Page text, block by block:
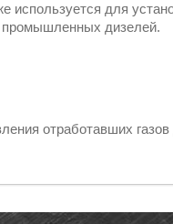
используется для
промышленных дизелей.
отработавших газов